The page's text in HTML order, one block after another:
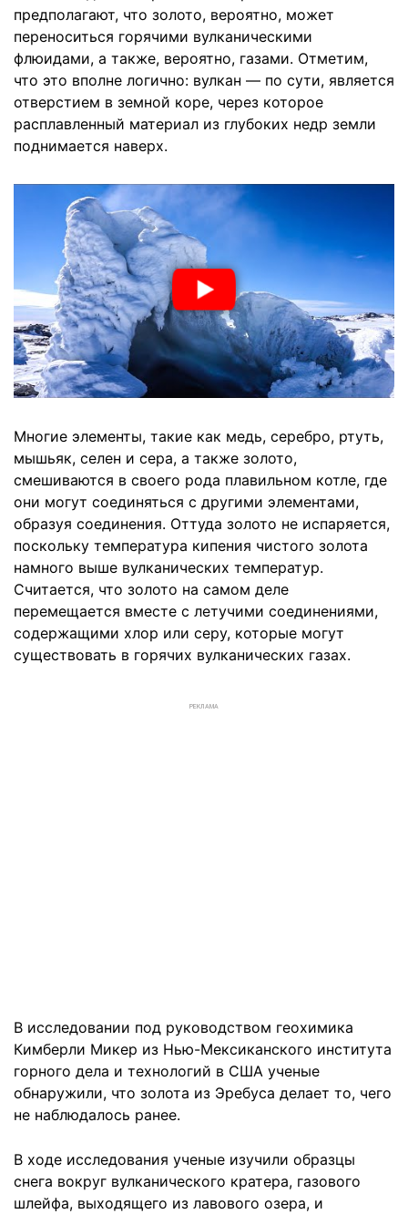
предполагают, что золото, вероятно, может
переноситься горячими вулканическими
флюидами, а также, вероятно, газами. Отметим,
что это вполне логично: вулкан — по сути, является
отверстием в земной коре, через которое
расплавленный материал из глубоких недр земли
поднимается наверх.
Многие элементы, такие как медь, серебро, ртуть,
мышьяк, селен и сера, а также золото,
смешиваются в своего рода плавильном котле, где
они могут соединяться с другими элементами,
образуя соединения. Оттуда золото не испаряется,
поскольку температура кипения чистого золота
намного выше вулканических температур.
Считается, что золото на самом деле
перемещается вместе с летучими соединениями,
содержащими хлор или серу, которые могут
существовать в горячих вулканических газах.
РЕКЛАМА
В исследовании под руководством геохимика
Кимберли Микер из Нью-Мексиканского института
горного дела и технологий в США ученые
обнаружили, что золота из Эребуса делает то, чего
не наблюдалось ранее.
В ходе исследования ученые изучили образцы
снега вокруг вулканического кратера, газового
шлейфа, выходящего из лавового озера, и